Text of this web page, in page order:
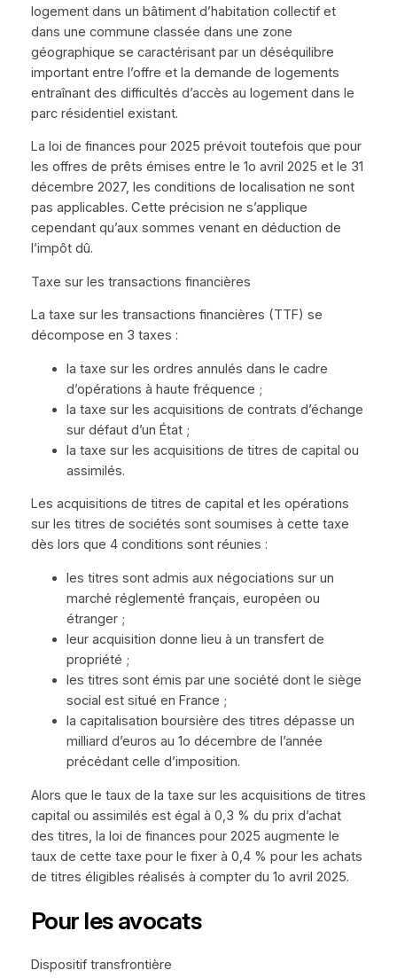
logement dans un bâtiment d’habitation collectif et
dans une commune classée dans une zone
géographique se caractérisant par un déséquilibre
important entre l’offre et la demande de logements
entraînant des difficultés d’accès au logement dans le
parc résidentiel existant.
La loi de finances pour 2025 prévoit toutefois que pour
les offres de prêts émises entre le 1o avril 2025 et le 31
décembre 2027, les conditions de localisation ne sont
pas applicables. Cette précision ne s’applique
cependant qu’aux sommes venant en déduction de
l’impôt dû.
Taxe sur les transactions financières
La taxe sur les transactions financières (TTF) se
décompose en 3 taxes :
la taxe sur les ordres annulés dans le cadre
d’opérations à haute fréquence ;
la taxe sur les acquisitions de contrats d’échange
sur défaut d’un État ;
la taxe sur les acquisitions de titres de capital ou
assimilés.
Les acquisitions de titres de capital et les opérations
sur les titres de sociétés sont soumises à cette taxe
dès lors que 4 conditions sont réunies :
les titres sont admis aux négociations sur un
marché réglementé français, européen ou
étranger ;
leur acquisition donne lieu à un transfert de
propriété ;
les titres sont émis par une société dont le siège
social est situé en France ;
la capitalisation boursière des titres dépasse un
milliard d’euros au 1o décembre de l’année
précédant celle d’imposition.
Alors que le taux de la taxe sur les acquisitions de titres
capital ou assimilés est égal à 0,3 % du prix d’achat
des titres, la loi de finances pour 2025 augmente le
taux de cette taxe pour le fixer à 0,4 % pour les achats
de titres éligibles réalisés à compter du 1o avril 2025.
Pour les avocats
Dispositif transfrontière